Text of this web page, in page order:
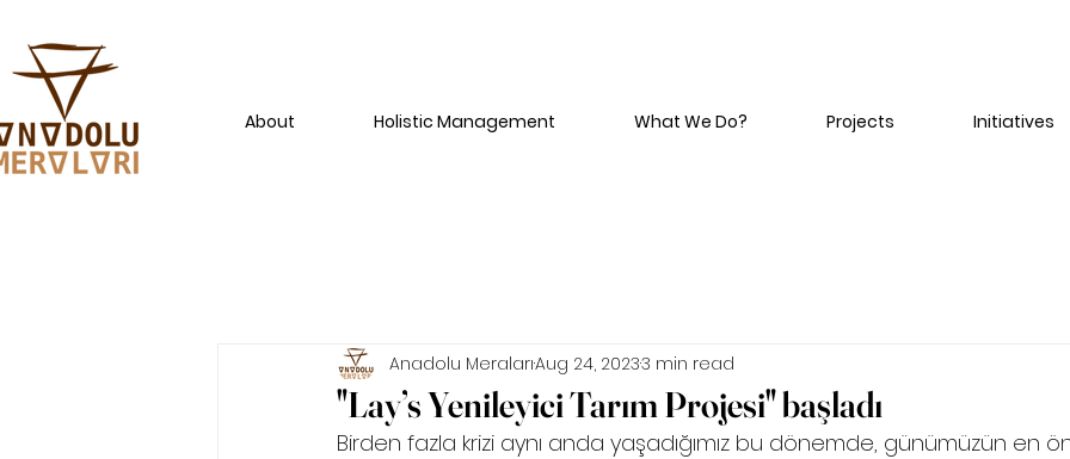
About Holistic Management What We Do? Projects Initiatives
"Lay’s Yenileyici Tarım Projesi" başladı
Anadolu MeralarıAug 24, 20233 min read
Birden fazla krizi aynı anda yaşadığımız bu dönemde, günümüzün en